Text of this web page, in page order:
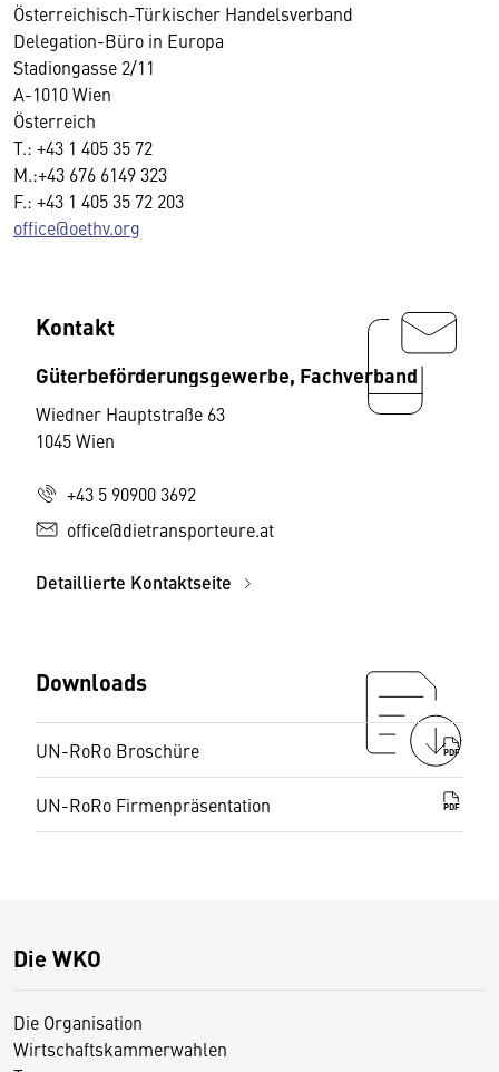
Österreichisch-Türkischer Handelsverband
Delegation-Büro in Europa
Stadiongasse 2/11
A-1010 Wien
Österreich
T.: +43 1 405 35 72
M.:+43 676 6149 323
F.: +43 1 405 35 72 203
office@oethv.org
Kontakt
Güterbeförderungsgewerbe, Fachverband
Wiedner Hauptstraße 63
1045 Wien
+43 5 90900 3692
office@dietransporteure.at
Detaillierte Kontaktseite
Downloads
UN-RoRo Broschüre PDF
UN-RoRo Firmenpräsentation PDF
Die WKO
Die Organisation
Wirtschaftskammerwahlen